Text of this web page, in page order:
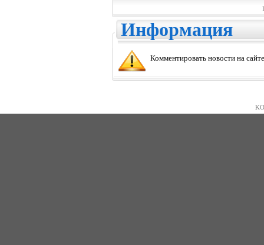
Информация
Комментировать новости на